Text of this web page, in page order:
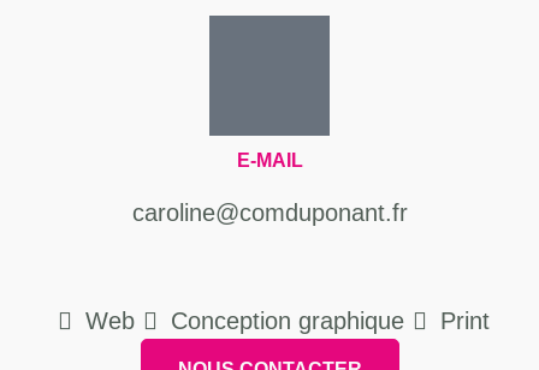
E-MAIL
caroline@comduponant.fr
Web Conception graphique Print